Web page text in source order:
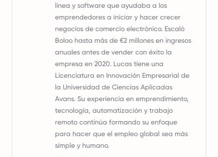
línea y software que ayudaba a los
emprendedores a iniciar y hacer crecer
negocios de comercio electrónico. Escaló
Boloo hasta más de €2 millones en ingresos
anuales antes de vender con éxito la
empresa en 2020. Lucas tiene una
Licenciatura en Innovación Empresarial de
la Universidad de Ciencias Aplicadas
Avans. Su experiencia en emprendimiento,
tecnología, automatización y trabajo
remoto continúa formando su enfoque
para hacer que el empleo global sea más
simple y humano.